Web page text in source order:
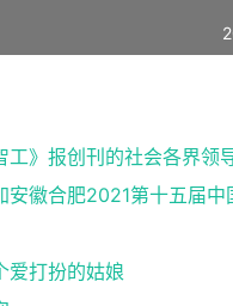
工》报创刊的社会各界领
爱打扮的姑娘